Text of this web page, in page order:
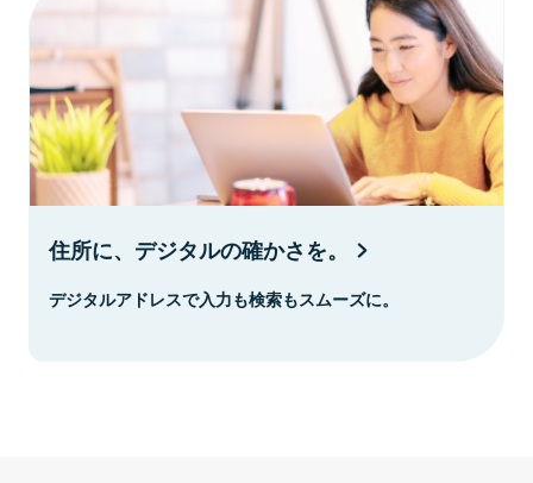
住所に、デジタルの確かさを。
デジタルアドレスで入力も検索もスムーズに。